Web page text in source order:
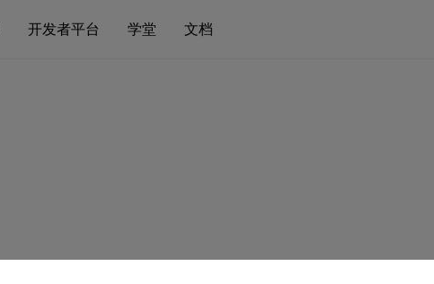
开发者平台 学堂 文档